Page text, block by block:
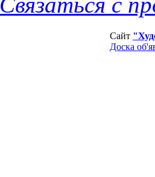
Сайт
Доска